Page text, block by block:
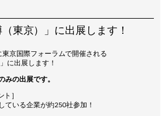
（東京）」に出展します！
京国際フォーラムで開催される
に出展します！
の出展です。
］
ている企業が約250社参加！